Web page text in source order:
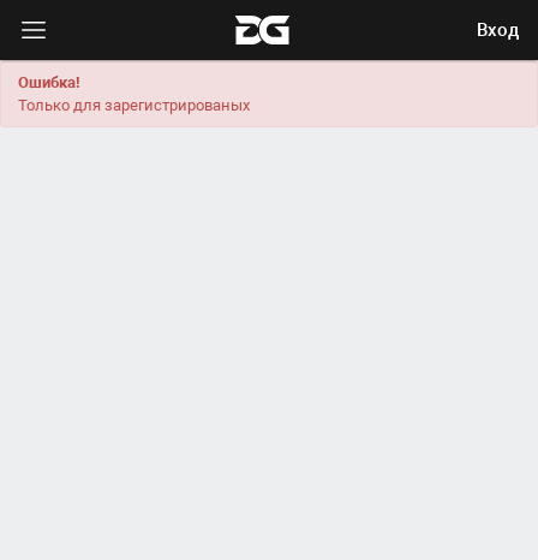
Вход
Ошибка!
Только для зарегистрированых